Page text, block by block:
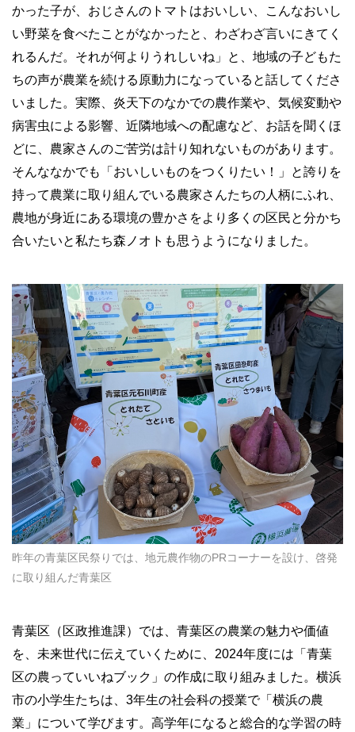
かった子が、おじさんのトマトはおいしい、こんなおいし
い野菜を食べたことがなかったと、わざわざ言いにきてく
れるんだ。それが何よりうれしいね」と、地域の子どもた
ちの声が農業を続ける原動力になっていると話してくださ
いました。実際、炎天下のなかでの農作業や、気候変動や
病害虫による影響、近隣地域への配慮など、お話を聞くほ
どに、農家さんのご苦労は計り知れないものがあります。
そんななかでも「おいしいものをつくりたい！」と誇りを
持って農業に取り組んでいる農家さんたちの人柄にふれ、
農地が身近にある環境の豊かさをより多くの区民と分かち
合いたいと私たち森ノオトも思うようになりました。
昨年の青葉区民祭りでは、地元農作物のPRコーナーを設け、啓発
に取り組んだ青葉区
青葉区（区政推進課）では、青葉区の農業の魅力や価値
を、未来世代に伝えていくために、2024年度には「青葉
区の農っていいねブック」の作成に取り組みました。横浜
市の小学生たちは、3年生の社会科の授業で「横浜の農
業」について学びます。高学年になると総合的な学習の時